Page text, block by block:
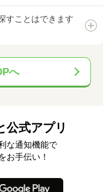
すことはできます
へ
公式アプリ
な通知機能で
お手伝い！